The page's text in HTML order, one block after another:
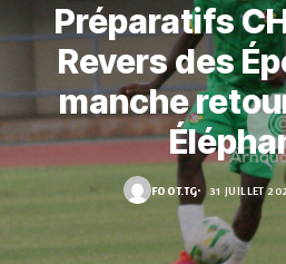
Préparatifs
Revers des
manche
FOOT.TG 31 JUILLET